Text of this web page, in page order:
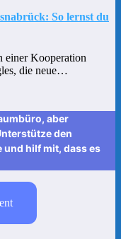
So lernst du
einer Kooperation
die neue…
aber
den
und hilf mit, dass es